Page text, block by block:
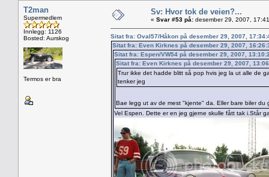
T2man
Supermedlem
Innlegg: 1126
Bosted: Aurskog
Termos er bra
Sv: Hvor tok de veien?...
« Svar #53 på: desember 29, 2007,
Sitat fra: Oval57/Håkon på desember 29, 2007,
Sitat fra: Even Kirknes på desember 29, 2007,
Sitat fra: Espen/VW54 på desember 29, 2007,
Sitat fra: Even Kirknes på desember 29, 2007,
Trur ikke det hadde blitt så pop hvis jeg la ut alle de
tenker jeg
Bae legg ut av de mest "kjente" da. Eller bare biler du
Vel Espen. Dette er en jeg gjerne skulle fått tak i.Står